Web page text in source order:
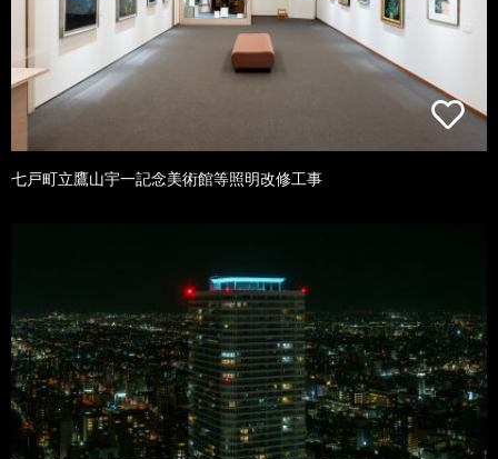
七戸町立鷹山宇一記念美術館等照明改修工事